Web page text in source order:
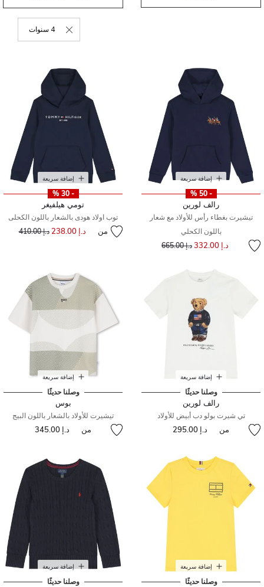
4 سنوات
حذف
إضافة سريعة
- 50 %
رالف لورين
تيشيرت بغطاء رأس للأولاد مع شعار
باللون الكحلي
د.إ 332.00 سعر مخفض مند.إ 665.00
إضافة سريعة
- 30 %
تومي هيلفيغر
توب اولاد هودى بالشعار باللون الكحلى
من د.إ 238.00 سعر مخفض من
د.إ 410.00 إلى
إضافة سريعة
وصلنا حديثًا
رالف لورين
تي شيرت بولو دب أبيض للأولاد
من د.إ 295.00
إضافة سريعة
وصلنا حديثًا
بوس
تيشيرت للأولاد بالشعار باللون البيج
من د.إ 345.00
إضافة سريعة
وصلنا حديثًا
إضافة سريعة
وصلنا حديثًا